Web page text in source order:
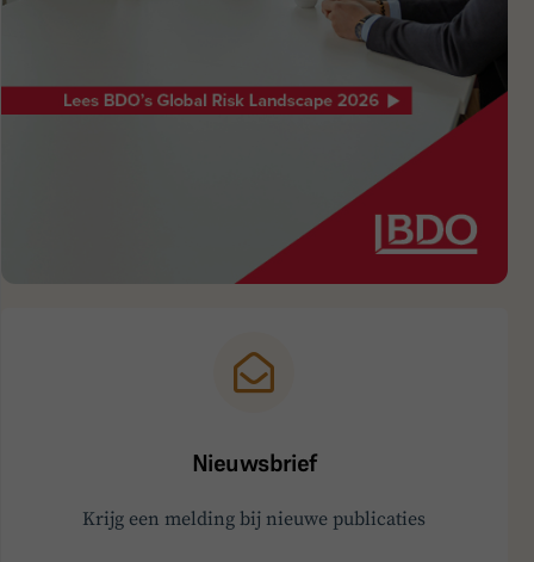
Nieuwsbrief
Krijg een melding bij nieuwe publicaties